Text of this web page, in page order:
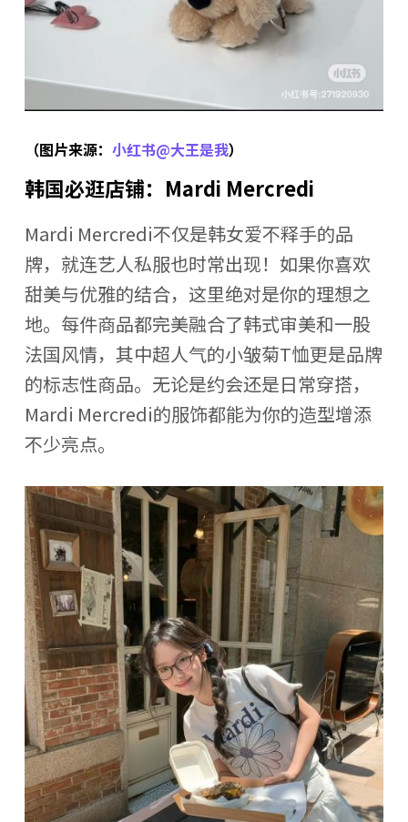
（图片来源： 小红书@大王是我）
韩国必逛店铺：Mardi Mercredi
Mardi Mercredi不仅是韩女爱不释手的品
牌，就连艺人私服也时常出现！如果你喜欢
甜美与优雅的结合，这里绝对是你的理想之
地。每件商品都完美融合了韩式审美和一股
法国风情，其中超人气的小皱菊T恤更是品牌
的标志性商品。无论是约会还是日常穿搭，
Mardi Mercredi的服饰都能为你的造型增添
不少亮点。